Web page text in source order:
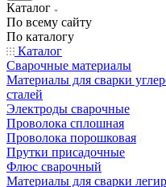
Каталог
По всему сайту
По каталогу
Каталог
Сварочные материалы
Материалы для сварки
сталей
Электроды сварочные
Проволока сплошная
Проволока порошковая
Прутки присадочные
Флюс сварочный
Материалы для сварки